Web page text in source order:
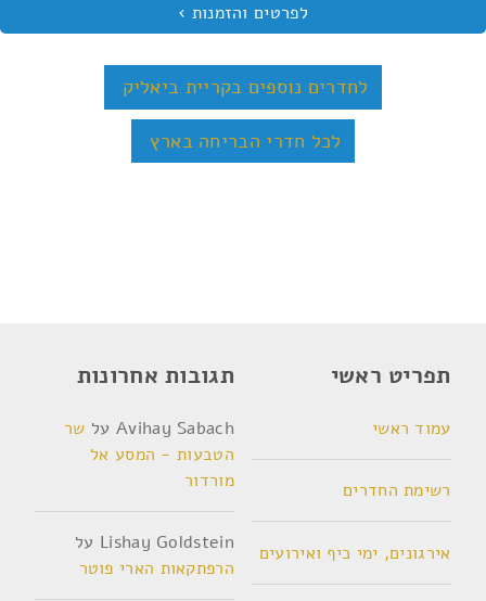
לחדרים נוספים בקריית ביאליק
לכל חדרי הבריחה בארץ
תפריט ראשי
עמוד ראשי
רשימת החדרים
אירגונים, ימי כיף ואירועים
תגובות אחרונות
Avihay Sabach על שר
הטבעות - המסע אל
מורדור
Lishay Goldstein על
הרפתקאות הארי פוטר